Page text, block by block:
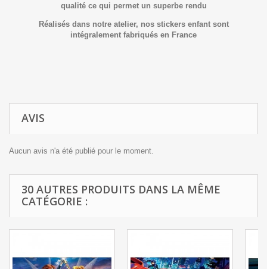
qualité ce qui permet un superbe rendu
Réalisés dans notre atelier, nos stickers enfantsont
intégralement fabriqués en France
AVIS
Aucun avis n'a été publié pour le moment.
30 AUTRES PRODUITS DANS LA MÊME
CATÉGORIE :